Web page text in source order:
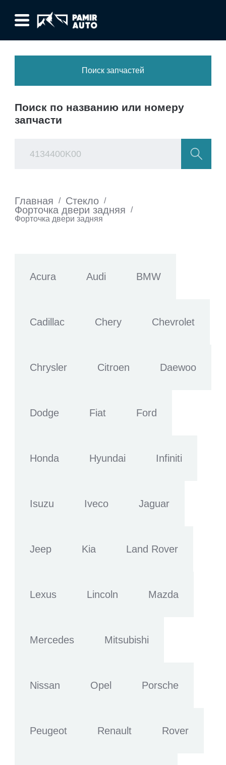
Поиск запчастей
Поиск по названию или номеру
запчасти
Главная / Стекло /
Форточка двери задняя
/
Форточка двери задняя
Acura Audi BMW
Cadillac Chery Chevrolet
Chrysler Citroen Daewoo
Dodge Fiat Ford
Honda Hyundai Infiniti
Isuzu Iveco Jaguar
Jeep Kia Land Rover
Lexus Lincoln Mazda
Mercedes Mitsubishi
Nissan Opel Porsche
Peugeot Renault Rover